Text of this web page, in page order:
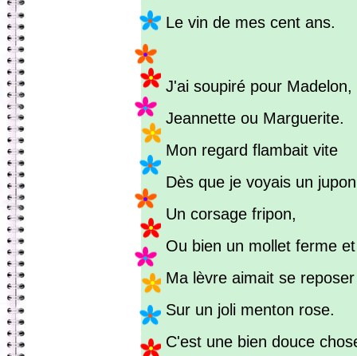
Le vin de mes cent ans.
J'ai soupiré pour Madelon,
Jeannette ou Marguerite.
Mon regard flambait vite
Dès que je voyais un
Un corsage fripon,
Ou bien un mollet ferme
Ma lèvre aimait se reposer
Sur un joli menton rose.
C'est une bien douce